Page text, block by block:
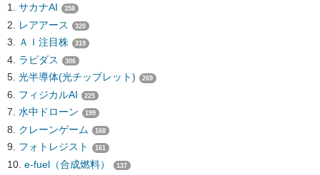
サカナAI 358
レアアース 320
ＡＩ注目株 319
ラピダス 306
光半導体(光チップレット) 269
フィジカルAI 225
水中ドローン 199
クレーンゲーム 168
フォトレジスト 161
e-fuel（合成燃料） 137